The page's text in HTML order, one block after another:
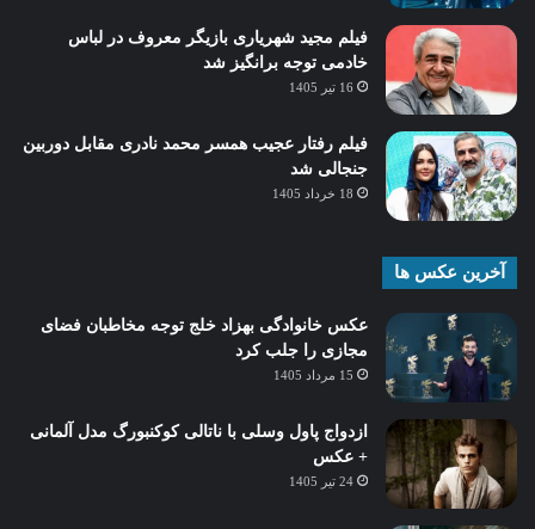
فیلم مجید شهریاری بازیگر معروف در لباس
خادمی توجه برانگیز شد
16 تیر 1405
فیلم رفتار عجیب همسر محمد نادری مقابل دوربین
جنجالی شد
18 خرداد 1405
آخرین عکس ها
عکس خانوادگی بهزاد خلج توجه مخاطبان فضای
مجازی را جلب کرد
15 مرداد 1405
ازدواج پاول وسلی با ناتالی کوکنبورگ مدل آلمانی
+ عکس
24 تیر 1405